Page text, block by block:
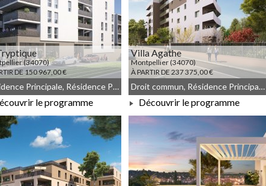
(34070)
DE 150 967,00 €
DE 150 967,00 €
Résidence Principale, Résidence Principale
le programme
Villa Agathe
Montpellier (34070)
À PARTIR DE 237 375,00 €
À PARTIR DE 237 375,00 €
Droit commun, Résidence Principale, Meublé non géré
Découvrir le programme